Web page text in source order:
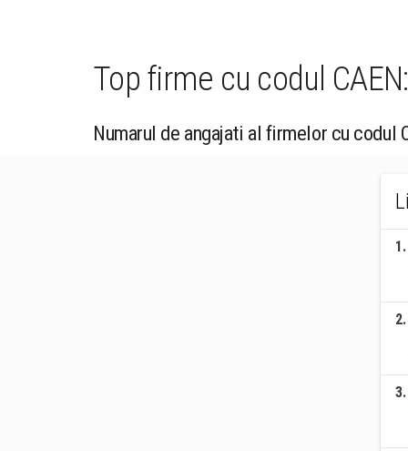
Top firme cu codul
Numarul de angajati al firmelor cu codul
1.
2.
3.